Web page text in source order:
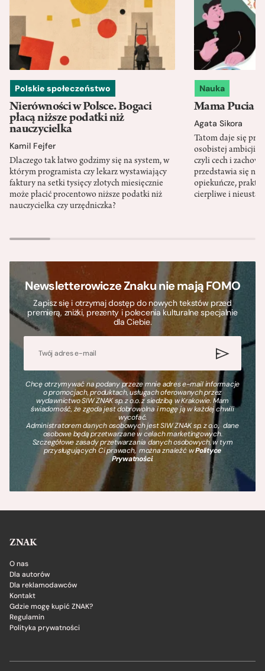
Polskie społeczeństwo
Nierówności w Polsce. Bogaci
płacą niższe podatki niż
nauczycielka
Kamil Fejfer
Dlaczego tak łatwo godzimy się na system, w
którym programista czy lekarz wystawiający
faktury na setki tysięcy złotych miesięcznie
może płacić procentowo niższe podatki niż
nauczycielka czy urzędniczka?
Nauka
Mama Pucia
Agata Sikora
Tatom daje się
osobistej ambicji,
czyli cech i
przedstawia się
opiekuńcze,
cierpliwe i
Newsletterowicze Znaku nie mają FOMO
Zapisz się i otrzymaj dostęp do nowych tekstów przed
premierą, zniżki, prezenty i polecenia kulturalne specjalnie
dla Ciebie.
Chcę otrzymywać na podany przeze mnie adres e-mail informacje
o promocjach, produktach, usługach oferowanych przez
wydawnictwo SIW ZNAK sp. z o.o. z siedzibą w Krakowie. Mam
świadomość, że zgoda jest dobrowolna i mogę ją w każdej chwili
wycofać.
Administratorem danych osobowych jest SIW ZNAK sp. z o.o., dane
osobowe będą przetwarzane w celach marketingowych.
Szczegółowe zasady przetwarzania danych osobowych, w tym
przysługujących Ci prawach, można znaleźć wPolityce
Prywatności.
ZNAK
O nas
Dla autorów
Dla reklamodawców
Kontakt
Gdzie mogę kupić ZNAK?
Regulamin
Polityka prywatności